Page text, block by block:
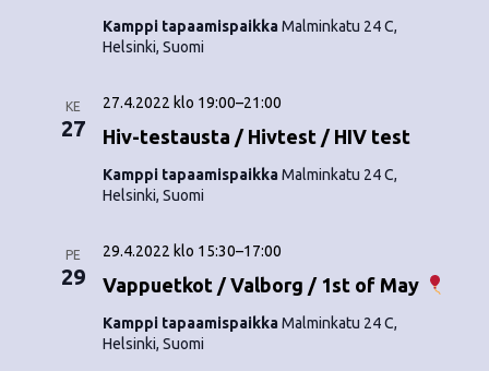
i
Kamppi tapaamispaikkaMalminkatu 24 C,
Helsinki, Suomi
KE
27 Hiv-testausta / Hivtest / HIV test
27.4.2022 klo 19:00–21:00
Kamppi tapaamispaikkaMalminkatu 24 C,
Helsinki, Suomi
PE
29 Vappuetkot / Valborg / 1st of May
29.4.2022 klo 15:30–17:00
Kamppi tapaamispaikkaMalminkatu 24 C,
Helsinki, Suomi